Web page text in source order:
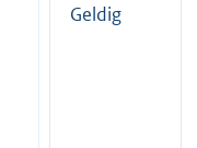
Geldig